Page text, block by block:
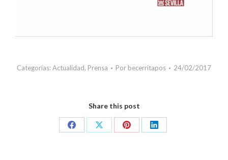
Categorías:Actualidad, Prensa Por becerritapos 24/02/2017
Share this post
Share
Share
Share
Share